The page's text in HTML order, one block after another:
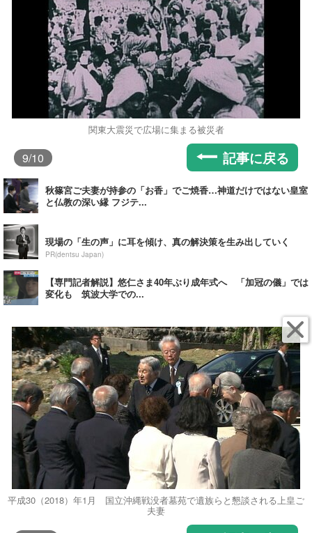
関東大震災で広場に集まる被災者
9/10 記事に戻る
秋篠宮ご夫妻が持参の「お香」でご焼香…神道だけではない皇室
と仏教の深い縁 フジテ...
現場の「生の声」に耳を傾け、真の解決策を生み出していく
PR(dentsu Japan)
【専門記者解説】悠仁さま40年ぶり成年式へ 「加冠の儀」では
変化も 筑波大学での...
平成30（2018）年1月 国立沖縄戦没者墓苑で遺族らと懇談される上皇ご
夫妻